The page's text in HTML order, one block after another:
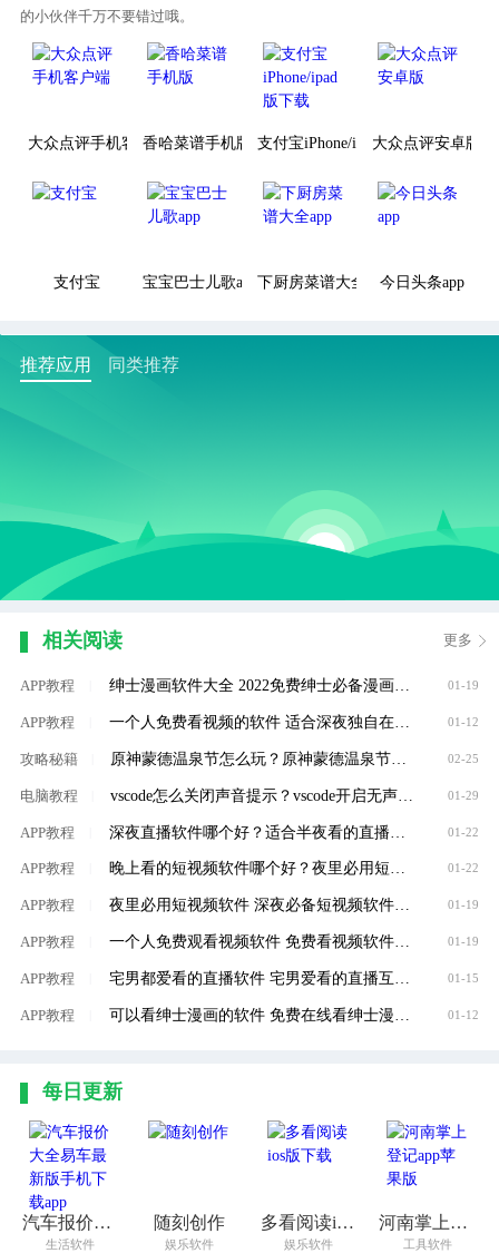
的小伙伴千万不要错过哦。
大众点评手机客户端香哈菜谱手机版 支付宝iPhone/ipad版下载
大众点评安卓版
支付宝 宝宝巴士儿歌app下厨房菜谱大全app今日头条app
推荐应用 同类推荐
相关阅读 更多
APP教程 绅士漫画软件大全 2022免费绅士必备漫画软件推荐 01-19
APP教程 一个人免费看视频的软件 适合深夜独自在家看的视频软件大全 01-12
攻略秘籍 原神蒙德温泉节怎么玩？原神蒙德温泉节玩法攻略 02-25
电脑教程 vscode怎么关闭声音提示？vscode开启无声通知方法介绍 01-29
APP教程 深夜直播软件哪个好？适合半夜看的直播软件大全 01-22
APP教程 晚上看的短视频软件哪个好？夜里必用短视频软件大全 01-22
APP教程 夜里必用短视频软件 深夜必备短视频软件大全 01-19
APP教程 一个人免费观看视频软件 免费看视频软件推荐 01-19
APP教程 宅男都爱看的直播软件 宅男爱看的直播互动软件推荐 01-15
APP教程 可以看绅士漫画的软件 免费在线看绅士漫画软件推荐 01-12
每日更新
汽车报价大全易车最新版手机下载app
生活软件
随刻创作
娱乐软件
多看阅读ios版下载
娱乐软件
河南掌上登记app苹果版
工具软件